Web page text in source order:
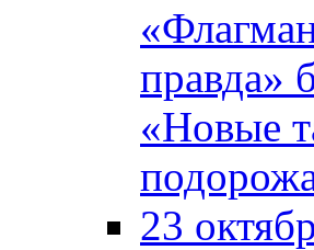
правда»
«Новые
23